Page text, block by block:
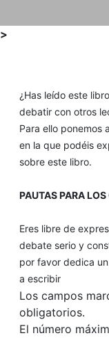
>
¿Has leído este
debatir con otros
Para ello ponemos
en la que podéis
sobre este libro.
PAUTAS PARA
Eres libre de
debate serio y
por favor dedica
a escribir
Los campos
obligatorios.
El número